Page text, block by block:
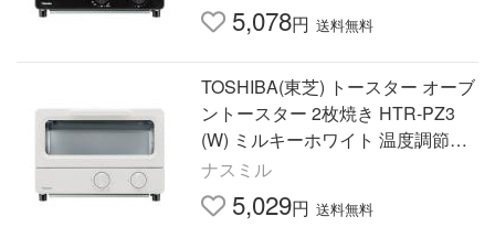
5,078円 送料無料
TOSHIBA(東芝) トースター オーブ
ントースター 2枚焼き HTR-PZ3
(W) ミルキーホワイト 温度調節機
能付き 受皿付き タイマー1
ナスミル
5,029円 送料無料